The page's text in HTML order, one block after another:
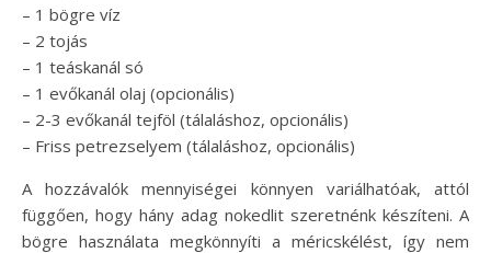
– 1 bögre víz
– 2 tojás
– 1 teáskanál só
– 1 evőkanál olaj (opcionális)
– 2-3 evőkanál tejföl (tálaláshoz, opcionális)
– Friss petrezselyem (tálaláshoz, opcionális)
A hozzávalók mennyiségei könnyen variálhatóak, attól
függően, hogy hány adag nokedlit szeretnénk készíteni. A
bögre használata megkönnyíti a méricskélést, így nem